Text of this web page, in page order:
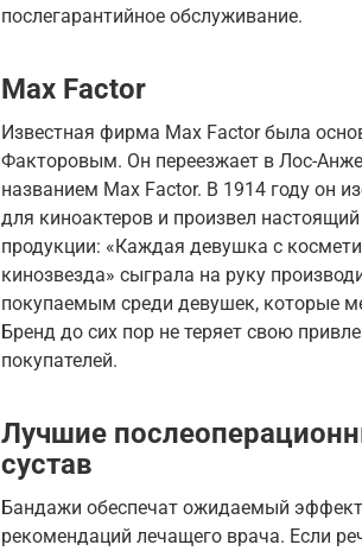
послегарантийное обслуживание.
Max Factor
Известная фирма Max Factor была
Факторовым. Он переезжает в Лос-
названием Max Factor. В 1914 году он
для киноактеров и произвел
продукции: «Каждая девушка с
кинозвезда» сыграла на руку
покупаемым среди девушек, которые
Бренд до сих пор не теряет свою
покупателей.
Лучшие
сустав
Бандажи обеспечат ожидаемый
рекомендаций лечащего врача. Если